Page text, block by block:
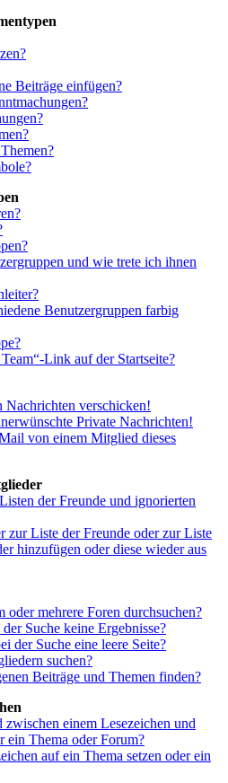
Beiträge einfügen?
und wie trete ich ihnen
Benutzergruppen farbig
Link auf der Startseite?
Nachrichten verschicken!
Private Nachrichten!
von einem Mitglied dieses
der Freunde und ignorierten
zur Liste der Freunde oder zur Liste
hinzufügen oder diese wieder aus
oder mehrere Foren durchsuchen?
Suche keine Ergebnisse?
der Suche eine leere Seite?
suchen?
Beiträge und Themen finden?
zwischen einem Lesezeichen und
ein Thema oder Forum?
auf ein Thema setzen oder ein